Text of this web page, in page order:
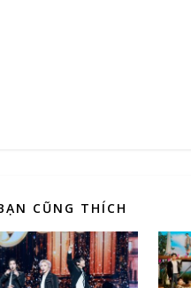
CŨNG THÍCH